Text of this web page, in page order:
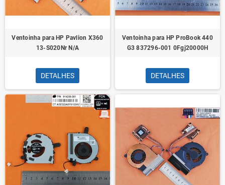
Ventoinha para HP Pavlion X360
13-S020Nr N/A
DETALHES
Ventoinha para HP ProBook 440
G3 837296-001 0Fgj20000H
DETALHES